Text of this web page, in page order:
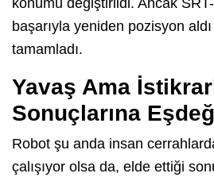
konumu değiştirildi. Ancak
başarıyla yeniden pozisyon
tamamladı.
Yavaş Ama
Sonuçlarına
Robot şu anda insan
çalışıyor olsa da, elde ettiği